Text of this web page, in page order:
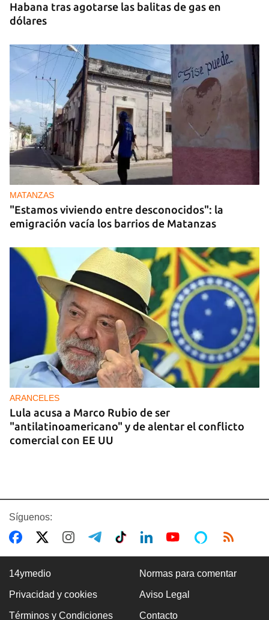
Habana tras agotarse las balitas de gas en
dólares
MATANZAS
"Estamos viviendo entre desconocidos": la
emigración vacía los barrios de Matanzas
ARANCELES
Lula acusa a Marco Rubio de ser
"antilatinoamericano" y de alentar el conflicto
comercial con EE UU
GASOLINA
Síguenos:
14ymedio Normas para comentar
Privacidad y cookies Aviso Legal
Términos y Condiciones Contacto